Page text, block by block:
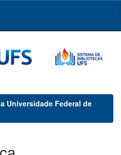
Universidade Federal de